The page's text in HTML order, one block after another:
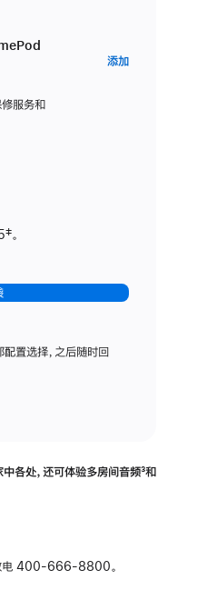
服务和
添加AppleCare+
。
置选择，之后随时回
中各处，还可体验多‍房‍间音频脚
³和
400-666-8800。